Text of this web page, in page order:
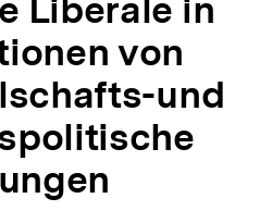
Liberale in
von
und